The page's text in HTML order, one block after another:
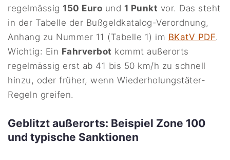
regelmässig150 Euro und 1 Punkt vor. Das steht
in der Tabelle der Bußgeldkatalog-Verordnung,
Anhang zu Nummer 11 (Tabelle 1) im BKatV PDF.
Wichtig: Ein Fahrverbot kommt außerorts
regelmässig erst ab 41 bis 50 km/h zu schnell
hinzu, oder früher, wenn Wiederholungstäter-
Regeln greifen.
Geblitzt außerorts: Beispiel Zone 100
und typische Sanktionen